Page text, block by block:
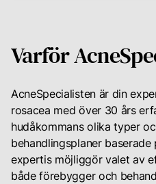
Varför
AcneSpecialisten är din
rosacea med över 30 års
hudåkommans olika typer
behandlingsplaner
expertis möjliggör valet av
både förebygger och